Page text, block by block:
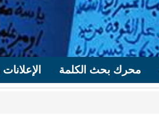
محرك بحث الكلمة